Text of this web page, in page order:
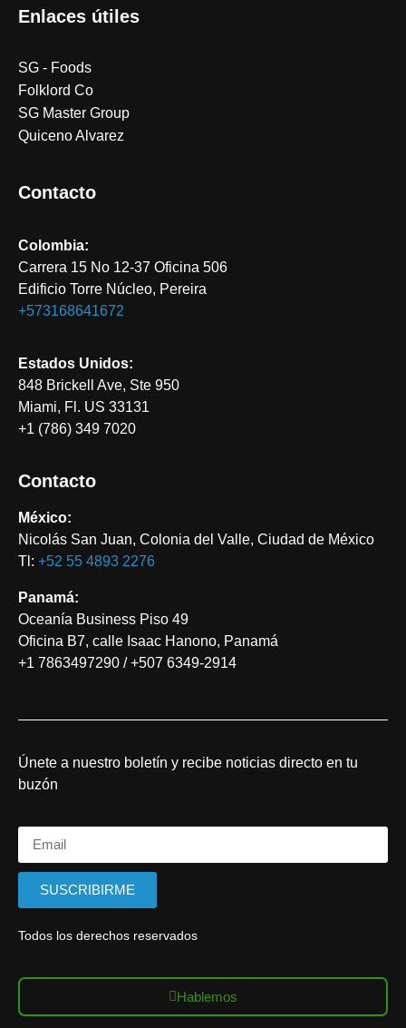
Enlaces útiles
SG - Foods
Folklord Co
SG Master Group
Quiceno Alvarez
Contacto
Colombia:
Carrera 15 No 12-37 Oficina 506
Edificio Torre Núcleo, Pereira
+573168641672
Estados Unidos:
848 Brickell Ave, Ste 950
Miami, Fl. US 33131
+1 (786) 349 7020
Contacto
México:
Nicolás San Juan, Colonia del Valle, Ciudad de México
Tl: +52 55 4893 2276‬
Panamá:
Oceanía Business Piso 49
Oficina B7, calle Isaac Hanono, Panamá
+1 7863497290 / +507 6349-2914
Únete a nuestro boletín y recibe noticias directo en tu
buzón
SUSCRIBIRME
Todos los derechos reservados
Hablemos